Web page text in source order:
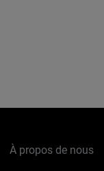
À propos de nous